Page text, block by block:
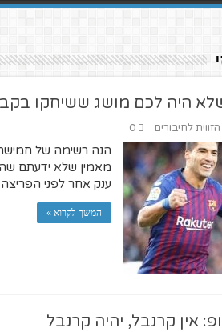
הזווית לחיבורים 0
הנה רשימה של
מאמין שלא ידעתם
ענק אחר לפני
המשך לקרוא »
אין קרנבל, יהיה קרנבל